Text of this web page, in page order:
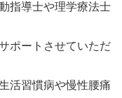
指導士や理学療法士
ポートさせていただ
活習慣病や慢性腰痛